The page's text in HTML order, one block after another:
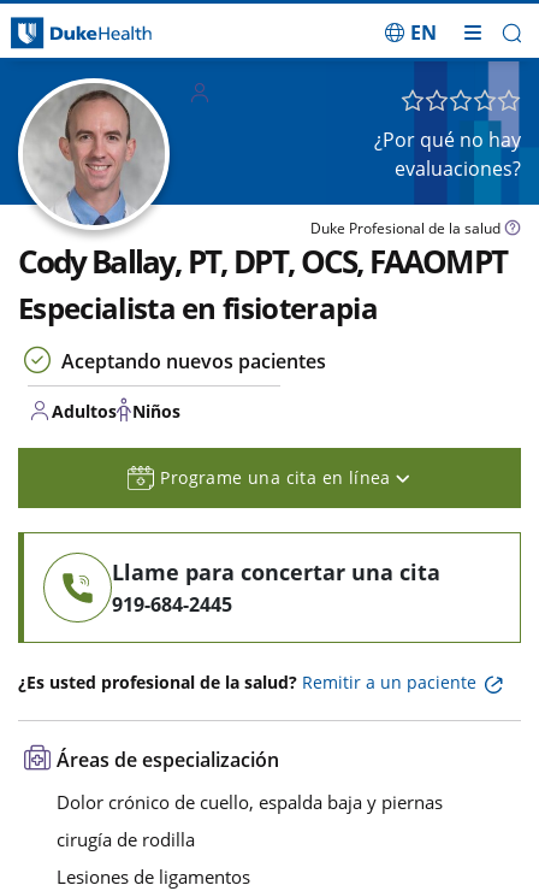
EN
¿Por qué no hay
evaluaciones?
Duke Profesional de la salud
Cody Ballay, PT, DPT, OCS, FAAOMPT
Especialista en fisioterapia
Aceptando nuevos pacientes
Adultos Niños
Programe una cita en línea
Llame para concertar una cita
919-684-2445
¿Es usted profesional de la salud? Remitir a un paciente
Áreas de especialización
Dolor crónico de cuello, espalda baja y piernas
cirugía de rodilla
Lesiones de ligamentos